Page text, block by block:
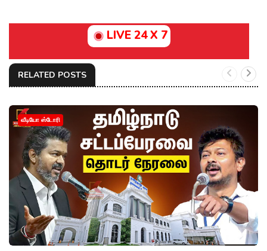
LIVE 24 X 7
RELATED POSTS
வீடியோ ஸ்டோரி